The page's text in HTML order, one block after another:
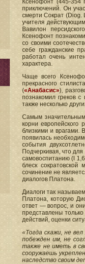
Ксенофонт (445-354
приключений. Он
смерти Сократ
учителя
Вавилон
Ксенофонт
со своими
себе гражданские
работал очень
характера.
Чаще всего
прекрасного
(«Анабасис»),
познакомил греков
также несколько
Самым
корни
близкими и врагами.
появилась
события
Подчеркивая, что
самовоспитанию (I
блеск
сочинение не
диалогов Платона.
Диалоги так
Платона, которую
ответ — вопрос, и
представлены
действий, оценки
«Тогда скажи, не
побежден им, не
также не иметь в
сооружаешь
наследство своим